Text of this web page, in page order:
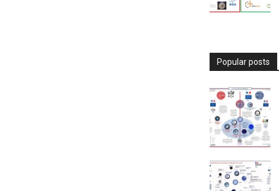
Popular posts